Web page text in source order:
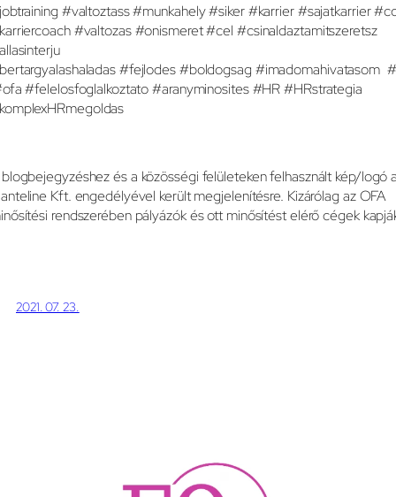
#valtoztass #munkahely #siker #karrier #sajatkarrier
#valtozas #onismeret #cel #csinaldaztamitszeretsz
#fejlodes #boldogsag #imadomahivatasom
#felelosfoglalkoztato #aranyminosites #HR #HRstrategia
és a közösségi felületeken felhasznált kép/logó
Kft. engedélyével került megjelenítésre. Kizárólag az OFA
rendszerében pályázók és ott minősítést elérő cégek
2021. 07. 23.